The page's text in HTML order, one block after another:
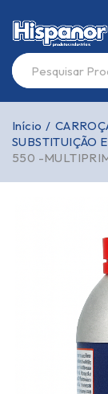
Início /
SUBSTITUIÇÃO
550 -